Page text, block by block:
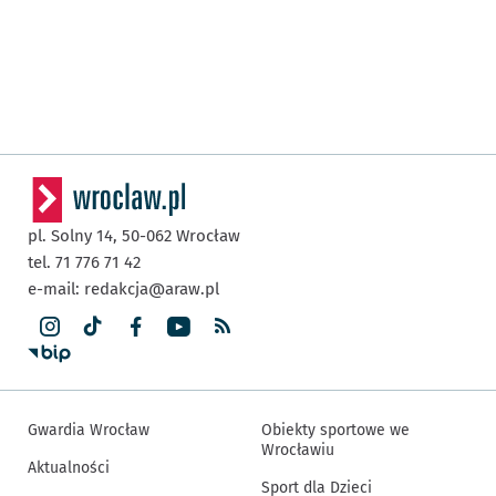
pl. Solny 14, 50-062 Wrocław
tel. 71 776 71 42
e-mail: redakcja@araw.pl
Gwardia Wrocław
Aktualności
Obiekty sportowe we
Wrocławiu
Sport dla Dzieci